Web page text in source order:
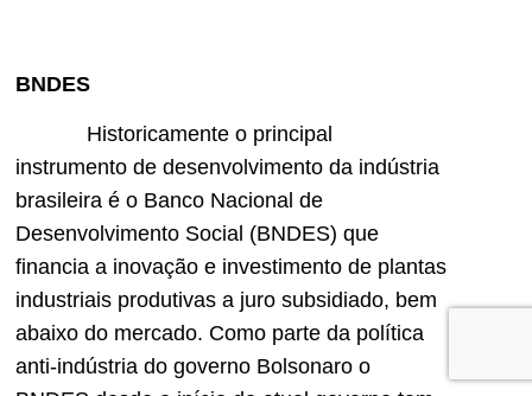
BNDES
Historicamente o principal
instrumento de desenvolvimento da indústria
brasileira é o Banco Nacional de
Desenvolvimento Social (BNDES) que
financia a inovação e investimento de plantas
industriais produtivas a juro subsidiado, bem
abaixo do mercado. Como parte da política
anti-indústria do governo Bolsonaro o